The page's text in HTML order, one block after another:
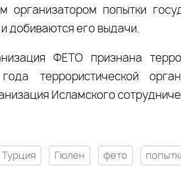
организатором попытки
добиваются его выдачи.
ФЕТО признана
террористической
Исламского
Турция Гюлен фето